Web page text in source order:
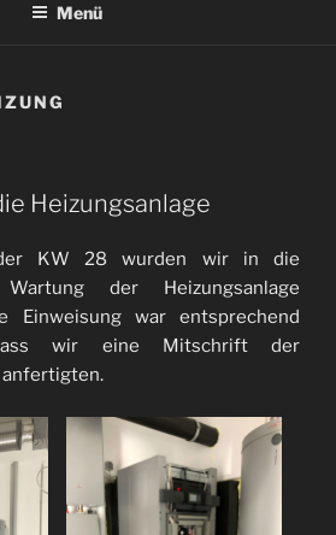
Menü
Heizungsanlage
KW 28 wurden wir in die
der Heizungsanlage
Einweisung war entsprechend
wir eine Mitschrift der